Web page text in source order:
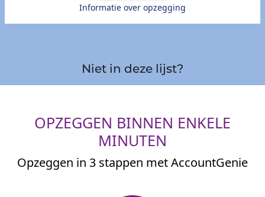
Informatie over opzegging
Niet in deze lijst?
OPZEGGEN BINNEN ENKELE
MINUTEN
Opzeggen in 3 stappen met AccountGenie